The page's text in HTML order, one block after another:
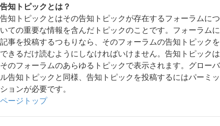
告知トピックとは？
告知トピックとはその告知トピックが存在するフォーラムにつ
いての重要な情報を含んだトピックのことです。フォーラムに
記事を投稿するつもりなら、そのフォーラムの告知トピックを
できるだけ読むようにしなければいけません。告知トピックは
そのフォーラムのあらゆるトピックで表示されます。グローバ
ル告知トピックと同様、告知トピックを投稿するにはパーミッ
ションが必要です。
ページトップ